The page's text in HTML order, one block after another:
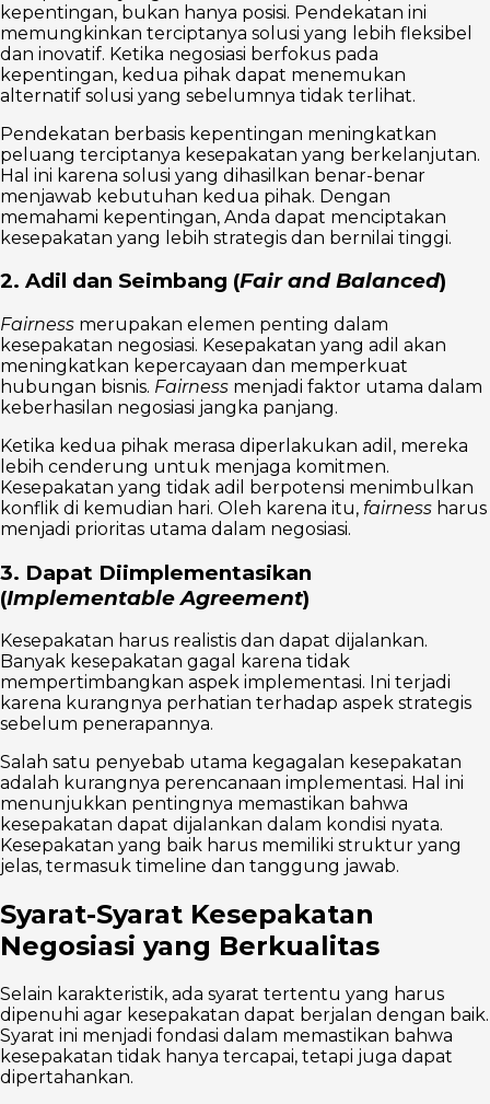
kepentingan, bukan hanya posisi. Pendekatan ini
memungkinkan terciptanya solusi yang lebih fleksibel
dan inovatif. Ketika negosiasi berfokus pada
kepentingan, kedua pihak dapat menemukan
alternatif solusi yang sebelumnya tidak terlihat.
Pendekatan berbasis kepentingan meningkatkan
peluang terciptanya kesepakatan yang berkelanjutan.
Hal ini karena solusi yang dihasilkan benar-benar
menjawab kebutuhan kedua pihak. Dengan
memahami kepentingan, Anda dapat menciptakan
kesepakatan yang lebih strategis dan bernilai tinggi.
2. Adil dan Seimbang (Fair and Balanced)
Fairness merupakan elemen penting dalam
kesepakatan negosiasi. Kesepakatan yang adil akan
meningkatkan kepercayaan dan memperkuat
hubungan bisnis. Fairness menjadi faktor utama dalam
keberhasilan negosiasi jangka panjang.
Ketika kedua pihak merasa diperlakukan adil, mereka
lebih cenderung untuk menjaga komitmen.
Kesepakatan yang tidak adil berpotensi menimbulkan
konflik di kemudian hari. Oleh karena itu, fairness harus
menjadi prioritas utama dalam negosiasi.
3. Dapat Diimplementasikan
(Implementable Agreement)
Kesepakatan harus realistis dan dapat dijalankan.
Banyak kesepakatan gagal karena tidak
mempertimbangkan aspek implementasi. Ini terjadi
karena kurangnya perhatian terhadap aspek strategis
sebelum penerapannya.
Salah satu penyebab utama kegagalan kesepakatan
adalah kurangnya perencanaan implementasi. Hal ini
menunjukkan pentingnya memastikan bahwa
kesepakatan dapat dijalankan dalam kondisi nyata.
Kesepakatan yang baik harus memiliki struktur yang
jelas, termasuk timeline dan tanggung jawab.
Syarat-Syarat Kesepakatan
Negosiasi yang Berkualitas
Selain karakteristik, ada syarat tertentu yang harus
dipenuhi agar kesepakatan dapat berjalan dengan baik.
Syarat ini menjadi fondasi dalam memastikan bahwa
kesepakatan tidak hanya tercapai, tetapi juga dapat
dipertahankan.